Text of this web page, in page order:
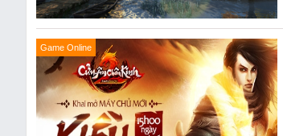
Game Online